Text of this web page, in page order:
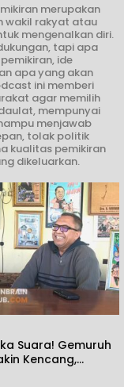
merupakan
wakil rakyat atau
mengenalkan diri.
tapi apa
ide
apa yang akan
ini memberi
agar memilih
mempunyai
menjawab
tolak politik
kualitas pemikiran
dikeluarkan.
Suara! Gemuruh
Kencang,